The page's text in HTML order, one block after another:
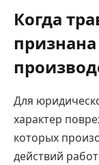
Когда
Для
характер
которых
действий